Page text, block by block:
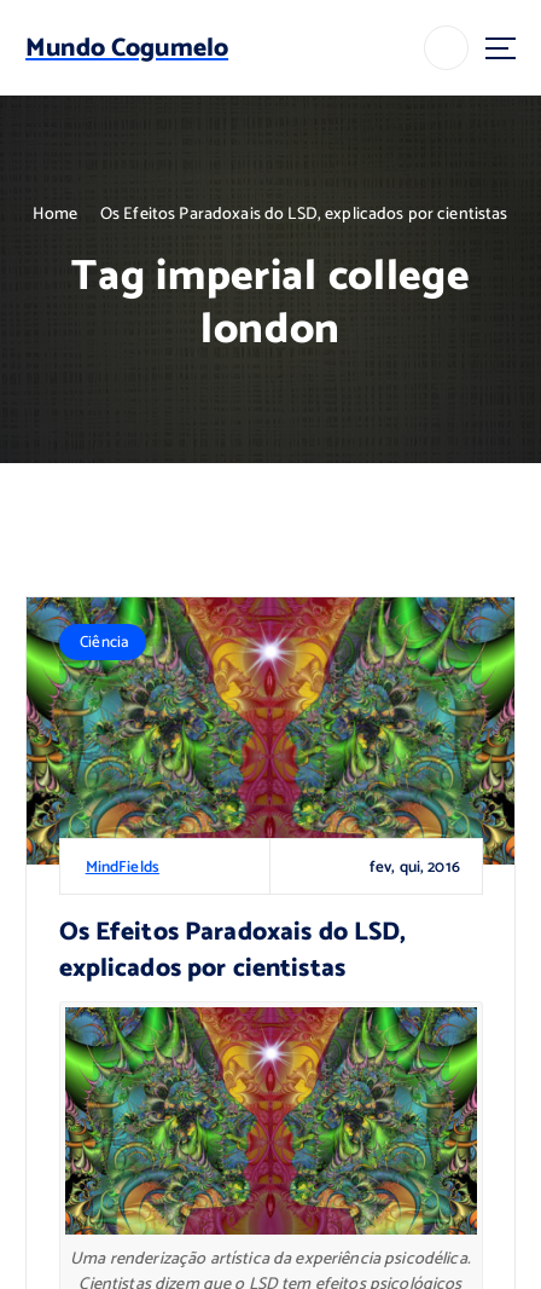
p
Mundo Cogumelo
Home Os Efeitos Paradoxais do LSD, explicados por cientistas
Tag imperial college
london
MindFields fev, qui, 2016
Ciência
Os Efeitos Paradoxais do LSD,
explicados por cientistas
Uma renderização artística da experiência psicodélica.